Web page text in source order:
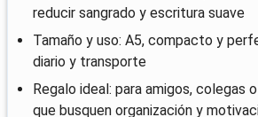
reducir sangrado y escritura suave
Tamaño y uso: A5, compacto y
diario y transporte
Regalo ideal: para amigos, colegas
que busquen organización y